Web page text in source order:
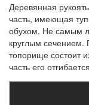
Деревянная
часть, имеющая
обухом. Не самым
круглым сечением.
топорище состоит
часть его